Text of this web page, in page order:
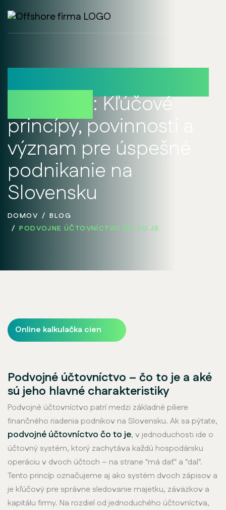
Podvojné účtovníctvo
: Kľúčové
princípy, povinnosti a
význam pre úspešné
podnikanie na
Slovensku
DOMOV
BLOG
PODVOJNE ÚČTOVNÍCTVO ČO TO JE
Online kalkulačka cien
Podvojné účtovníctvo – čo to je a aké
sú jeho hlavné charakteristiky
Podvojné účtovníctvo patrí medzi základné piliere
finančného riadenia podnikov na Slovensku. Ak sa pýtate,
podvojné účtovníctvo čo to je, v jednoduchosti ide o
účtovný systém, ktorý zachytáva každú hospodársku
operáciu v dvoch účtoch – na strane "má dať" a "dal".
Tento princíp označujeme aj ako systém dvoch zápisov a
je kľúčový pre správne sledovanie majetku, záväzkov a
kapitálu firmy. Na rozdiel od jednoduchého účtovníctva,